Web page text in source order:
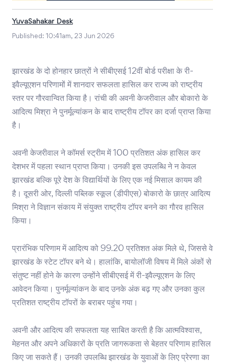
YuvaSahakar Desk
Published: 10:41am, 23 Jun 2026
झारखंड के दो होनहार छात्रों ने सीबीएसई 12वीं बोर्ड परीक्षा के री-
इवैल्यूएशन परिणामों में शानदार सफलता हासिल कर राज्य को राष्ट्रीय
स्तर पर गौरवान्वित किया है। रांची की अवनी केजरीवाल और बोकारो के
आदित्य मिश्रा ने पुनर्मूल्यांकन के बाद राष्ट्रीय टॉपर का दर्जा प्राप्त किया
है।
अवनी केजरीवाल ने कॉमर्स स्ट्रीम में 100 प्रतिशत अंक हासिल कर
देशभर में पहला स्थान प्राप्त किया। उनकी इस उपलब्धि ने न केवल
झारखंड बल्कि पूरे देश के विद्यार्थियों के लिए एक नई मिसाल कायम की
है। दूसरी ओर, दिल्ली पब्लिक स्कूल (डीपीएस) बोकारो के छात्र आदित्य
मिश्रा ने विज्ञान संकाय में संयुक्त राष्ट्रीय टॉपर बनने का गौरव हासिल
किया।
प्रारंभिक परिणाम में आदित्य को 99.20 प्रतिशत अंक मिले थे, जिससे वे
झारखंड के स्टेट टॉपर बने थे। हालांकि, बायोलॉजी विषय में मिले अंकों से
संतुष्ट नहीं होने के कारण उन्होंने सीबीएसई में री-इवैल्यूएशन के लिए
आवेदन किया। पुनर्मूल्यांकन के बाद उनके अंक बढ़ गए और उनका कुल
प्रतिशत राष्ट्रीय टॉपरों के बराबर पहुंच गया।
अवनी और आदित्य की सफलता यह साबित करती है कि आत्मविश्वास,
मेहनत और अपने अधिकारों के प्रति जागरूकता से बेहतर परिणाम हासिल
किए जा सकते हैं। उनकी उपलब्धि झारखंड के युवाओं के लिए प्रेरणा का